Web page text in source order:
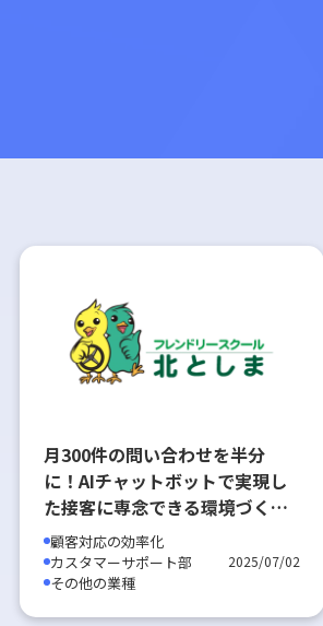
月300件の問い合わせを半分
に！AIチャットボットで実現し
た接客に専念できる環境づくり
｜株式会社北豊島園自動車学校
様
顧客対応の効率化
カスタマーサポート部
その他の業種
2025/07/02